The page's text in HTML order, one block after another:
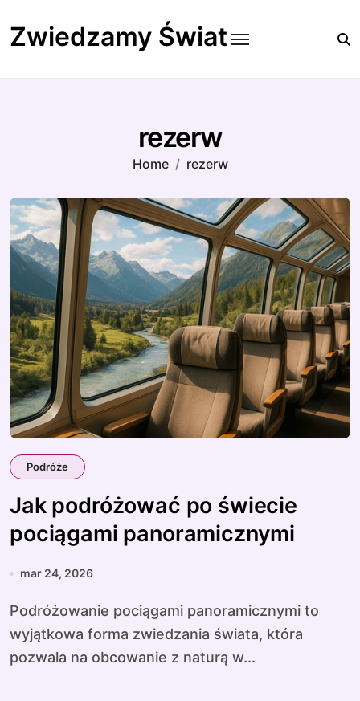
to
content
Zwiedzamy Świat
rezerw
Home rezerw
Podróże
Jak podróżować po świecie
pociągami panoramicznymi
mar 24, 2026
Podróżowanie pociągami panoramicznymi to
wyjątkowa forma zwiedzania świata, która
pozwala na obcowanie z naturą w...